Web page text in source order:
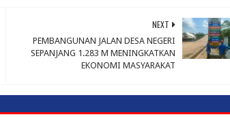
NEXT
PEMBANGUNAN JALAN DESA NEGERI
SEPANJANG 1.283 M MENINGKATKAN
EKONOMI MASYARAKAT